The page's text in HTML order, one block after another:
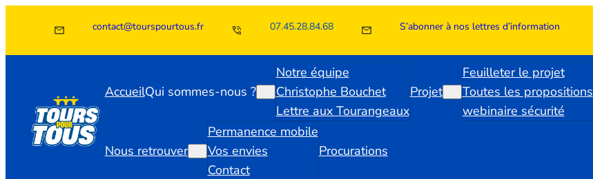
contenu
contact@tourspourtous.fr 07.45.28.84.68 S’abonner à nos lettres d’information
AccueilQui sommes-nous ?
Notre équipe
Christophe Bouchet
Lettre aux Tourangeaux
Projet
Feuilleter le projet
Toutes les propositions
webinaire sécurité
Nous retrouver
Permanence mobile
Vos envies
Contact
Procurations